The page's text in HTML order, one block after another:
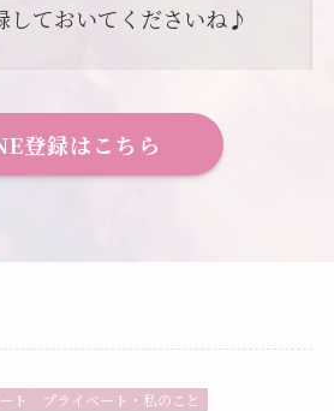
しておいてくださいね♪
登録はこちら
ト プライベート・私のこと